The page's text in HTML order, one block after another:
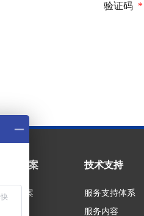
验证码 *
解决方案
解决方案
技术支持
服务支持体系
服务内容